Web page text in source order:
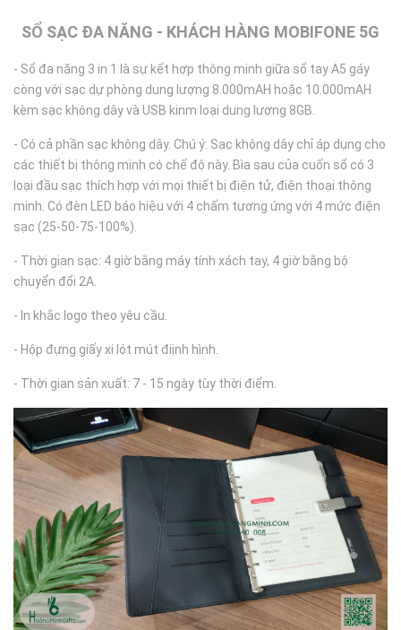
SỔ SẠC ĐA NĂNG - KHÁCH HÀNG MOBIFONE 5G
- Sổ đa năng 3 in 1 là sự kết hợp thông minh giữa sổ tay A5 gáy
còng với sạc dự phòng dung lượng 8.000mAH hoặc 10.000mAH
kèm sạc không dây và USB kinm loại dung lượng 8GB.
- Có cả phần sạc không dây. Chú ý: Sạc không dây chỉ áp dụng cho
các thiết bị thông minh có chế độ này. Bìa sau của cuốn sổ có 3
loại đầu sạc thích hợp với mọi thiết bị điện tử, điện thoại thông
minh. Có đèn LED báo hiệu với 4 chấm tương ứng với 4 mức điện
sạc (25-50-75-100%).
- Thời gian sạc: 4 giờ bằng máy tính xách tay, 4 giờ bằng bộ
chuyển đổi 2A.
- In khắc logo theo yêu cầu.
- Hộp đựng giấy xi lót mút điịnh hình.
- Thời gian sản xuất: 7 - 15 ngày tùy thời điểm.